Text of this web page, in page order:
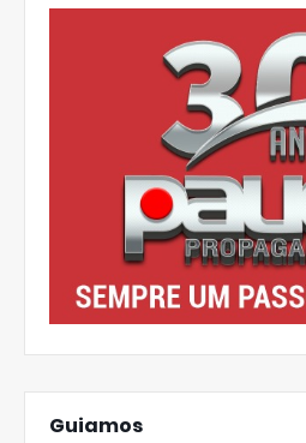
Guiamos